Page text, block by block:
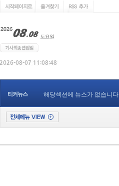
티커뉴스 해당섹션에 뉴스가 없습니다